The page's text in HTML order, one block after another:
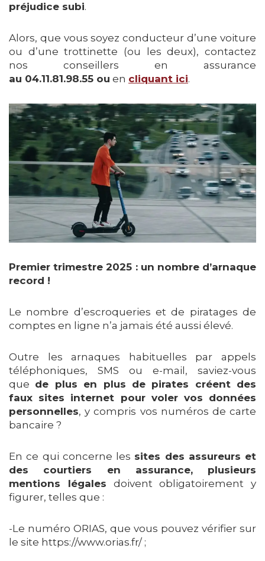
préjudice subi.
Alors, que vous soyez conducteur d’une voiture
ou d’une trottinette (ou les deux), contactez
nos conseillers en assurance
au 04.11.81.98.55 ou en cliquant ici.
Premier trimestre 2025 : un nombre d’arnaque
record !
Le nombre d’escroqueries et de piratages de
comptes en ligne n’a jamais été aussi élevé.
Outre les arnaques habituelles par appels
téléphoniques, SMS ou e-mail, saviez-vous
que de plus en plus de pirates créent des
faux sites internet pour voler vos données
personnelles, y compris vos numéros de carte
bancaire ?
En ce qui concerne les sites des assureurs et
des courtiers en assurance, plusieurs
mentions légales doivent obligatoirement y
figurer, telles que :
-Le numéro ORIAS, que vous pouvez vérifier sur
le site https://www.orias.fr/ ;